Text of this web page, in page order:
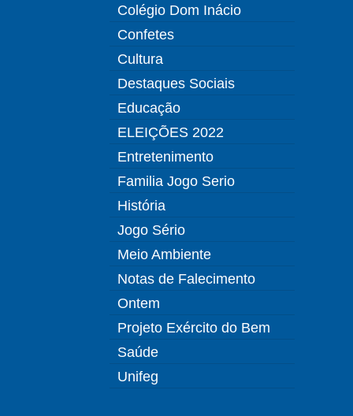
Colégio Dom Inácio
Confetes
Cultura
Destaques Sociais
Educação
ELEIÇÕES 2022
Entretenimento
Familia Jogo Serio
História
Jogo Sério
Meio Ambiente
Notas de Falecimento
Ontem
Projeto Exército do Bem
Saúde
Unifeg